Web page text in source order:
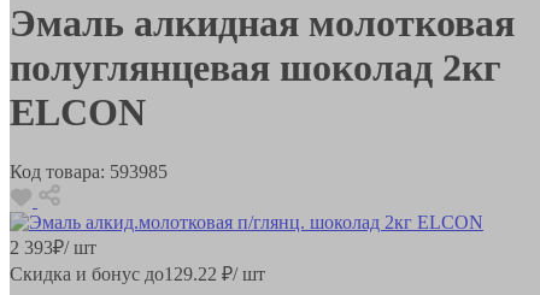
Эмаль алкидная молотковая
полуглянцевая шоколад 2кг
ELCON
Код товара: 593985
2 393₽/ шт
Скидка и бонус до129.22 ₽/ шт